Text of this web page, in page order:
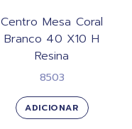
Centro Mesa Coral
Branco 40 X10 H
Resina
8503
ADICIONAR